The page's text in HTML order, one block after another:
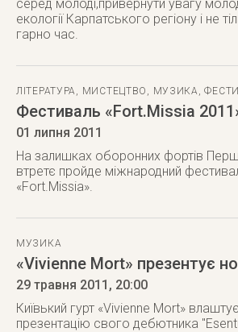
серед молоді,привернути увагу
екології Карпатського регіону і не
гарно час.
ЛІТЕРАТУРА , МИСТЕЦТВО , МУЗИКА ,
Фестиваль «Fort.Missia
01 липня 2011
На залишках оборонних фортів
втретє пройде міжнародний
«Fort.Missia».
МУЗИКА
«Vivienne Mort» презентує
29 травня 2011 , 20:00
Київький гурт «Vivienne Mort»
презентацію свого дебютника